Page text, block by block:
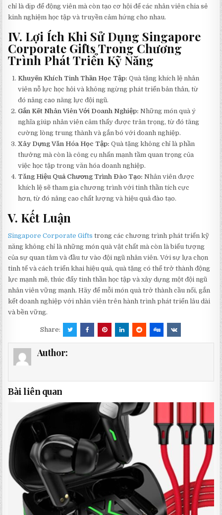
chỉ là dịp để động viên mà còn tạo cơ hội để các nhân viên chia sẻ
kinh nghiệm học tập và truyền cảm hứng cho nhau.
IV. Lợi Ích Khi Sử Dụng Singapore
Corporate Gifts Trong Chương
Trình Phát Triển Kỹ Năng
Khuyến Khích Tinh Thần Học Tập: Quà tặng khích lệ nhân
viên nỗ lực học hỏi và không ngừng phát triển bản thân, từ
đó nâng cao năng lực đội ngũ.
Gắn Kết Nhân Viên Với Doanh Nghiệp: Những món quà ý
nghĩa giúp nhân viên cảm thấy được trân trọng, từ đó tăng
cường lòng trung thành và gắn bó với doanh nghiệp.
Xây Dựng Văn Hóa Học Tập: Quà tặng không chỉ là phần
thưởng mà còn là công cụ nhấn mạnh tầm quan trọng của
việc học tập trong văn hóa doanh nghiệp.
Tăng Hiệu Quả Chương Trình Đào Tạo: Nhân viên được
khích lệ sẽ tham gia chương trình với tinh thần tích cực
hơn, từ đó nâng cao chất lượng và hiệu quả đào tạo.
V. Kết Luận
Singapore Corporate Gifts trong các chương trình phát triển kỹ
năng không chỉ là những món quà vật chất mà còn là biểu tượng
của sự quan tâm và đầu tư vào đội ngũ nhân viên. Với sự lựa chọn
tinh tế và cách triển khai hiệu quả, quà tặng có thể trở thành động
lực mạnh mẽ, thúc đẩy tinh thần học tập và xây dựng một đội ngũ
nhân viên vững mạnh. Hãy để mỗi món quà trở thành cầu nối, gắn
kết doanh nghiệp với nhân viên trên hành trình phát triển lâu dài
và bền vững.
Share:
Author:
Bài liên quan